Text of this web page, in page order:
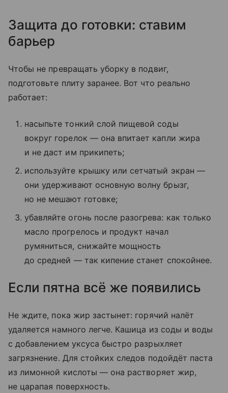
Защита до готовки: ставим
барьер
Чтобы не превращать уборку в подвиг,
подготовьте плиту заранее. Вот что реально
работает:
насыпьте тонкий слой пищевой соды
вокруг горелок — она впитает капли жира
и не даст им прикипеть;
используйте крышку или сетчатый экран —
они удерживают основную волну брызг,
но не мешают готовке;
убавляйте огонь после разогрева: как только
масло прогрелось и продукт начал
румяниться, снижайте мощность
до средней — так кипение станет спокойнее.
Если пятна всё же появились
Не ждите, пока жир застынет: горячий налёт
удаляется намного легче. Кашица из соды и воды
с добавлением уксуса быстро разрыхляет
загрязнение. Для стойких следов подойдёт паста
из лимонной кислоты — она растворяет жир,
не царапая поверхность.